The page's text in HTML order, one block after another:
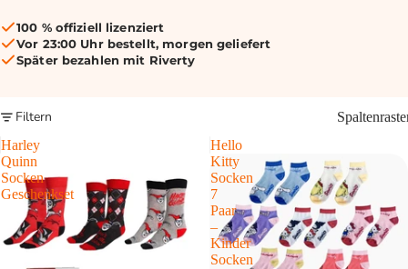
100 % offiziell lizenziert
Vor 23:00 Uhr bestellt, morgen geliefert
Später bezahlen mit Riverty
Filtern
Harley
Quinn
Socken
Geschenkset
Hello
Kitty
Socken
7
Paar
–
Kinder
Socken